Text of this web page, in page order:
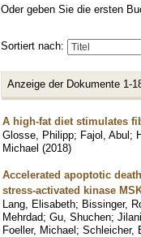
Oder geben Sie die ersten
Sortiert nach:
Anzeige der Dokumente 1-
A high-fat diet stimulates
Glosse, Philipp; Fajol, Abul;
Michael (2018)
Accelerated apoptotic
stress-activated kinase
Lang, Elisabeth; Bissinger,
Mehrdad; Gu, Shuchen;
Foeller, Michael; Schleicher,